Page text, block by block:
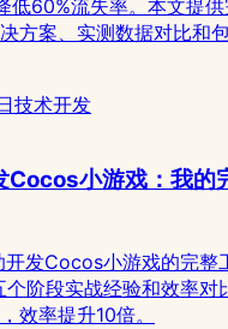
低60%流失率。本文提
方案、实测数据对比和
技术开发
Cocos小游戏：我的
开发Cocos小游戏的完整
阶段实战经验和效率对
效率提升10倍。